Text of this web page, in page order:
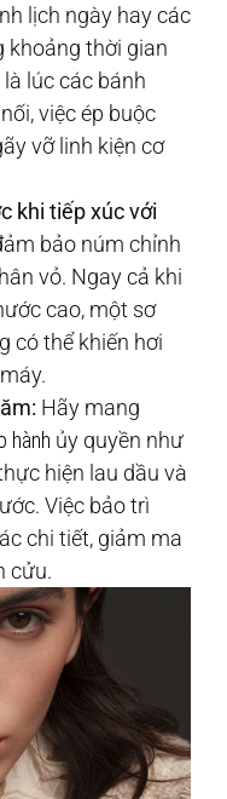
lịch ngày hay các
khoảng thời gian
lúc các bánh
việc ép buộc
vỡ linh kiện cơ
khi tiếp xúc với
bảo núm chỉnh
vỏ. Ngay cả khi
cao, một sơ
có thể khiến hơi
Hãy mang
hành ủy quyền như
hiện lau dầu và
Việc bảo trì
chi tiết, giảm ma
cửu.